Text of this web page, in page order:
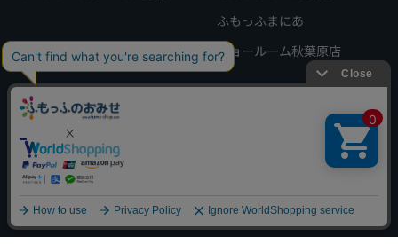
ふもっふまにあ
ショールーム秋葉原店
会社概要 プライバシーポリシー
© 2025, ふもっふのおみせ.